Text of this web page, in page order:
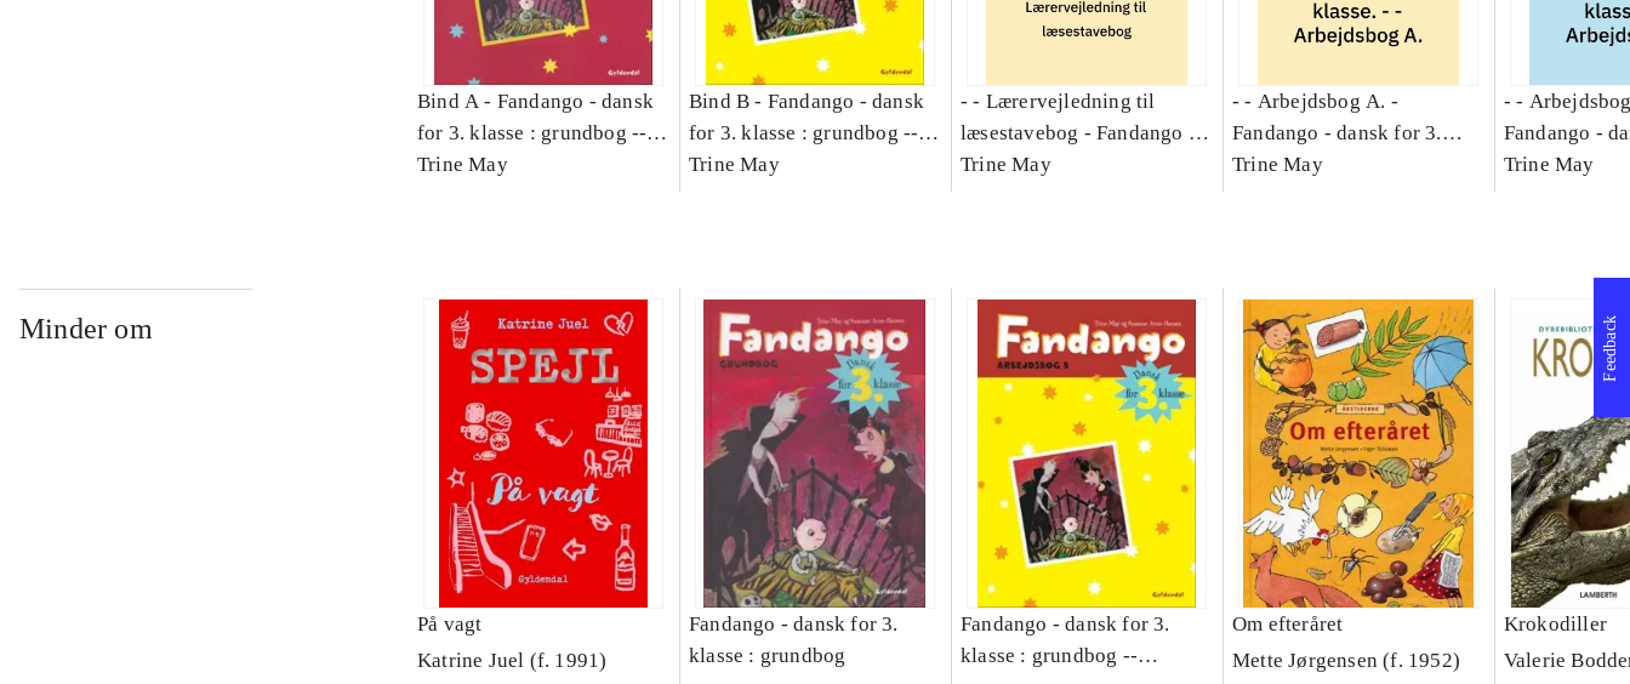
Bind A - Fandango - dansk
for 3. klasse : grundbog --
Arbejdsbog. Bind A
Trine May
Bind B - Fandango - dansk
for 3. klasse : grundbog --
Arbejdsbog. Bind B
Trine May
- - Lærervejledning til
læsestavebog - Fandango -
dansk for 3. klasse :
Trine May
- - Arbejdsbog A. -
Fandango - dansk for 3.
klasse : grundbog. - -
Trine May
- -
Fandango -
klasse :
Trine May
Minder om
På vagt
Katrine Juel (f. 1991)
Fandango - dansk for 3.
klasse : grundbog
Fandango - dansk for 3.
klasse : grundbog --
Om efteråret
Mette Jørgensen (f. 1952)
Krokodiller
Valerie
Feedback